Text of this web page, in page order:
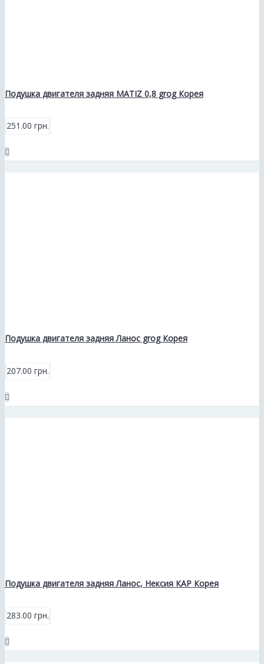
Подушка двигателя задняя MATIZ 0,8 grog Корея
251.00 грн.
Подушка двигателя задняя Ланос grog Корея
207.00 грн.
Подушка двигателя задняя Ланос, Нексия КАР Корея
283.00 грн.